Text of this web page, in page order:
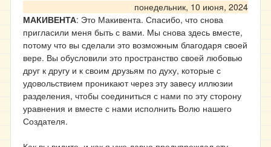
понедельник, 10 июня, 2024
МАКИВЕНТА: Это Макивента. Спасибо, что снова
пригласили меня быть с вами. Мы снова здесь вместе,
потому что вы сделали это возможным благодаря своей
вере. Вы обусловили это пространство своей любовью
друг к другу и к своим друзьям по духу, которые с
удовольствием проникают через эту завесу иллюзии
разделения, чтобы соединиться с нами по эту сторону
уравнения и вместе с нами исполнить Волю нашего
Создателя.